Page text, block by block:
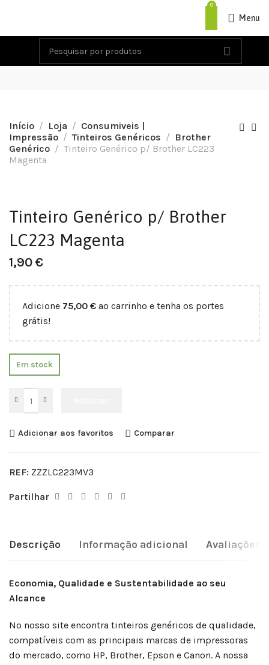
0
Menu
Início Loja
Consumiveis |
Impressão
Tinteiros Genéricos
Brother
Genérico
Tinteiro Genérico p/ Brother LC223
Magenta
Tinteiro Genérico p/ Brother
LC223 Magenta
1,90€
Adicione 75,00 € ao carrinho e tenha os portes
grátis!
Em stock
Adicionar aos favoritos Comparar
REF: ZZZLC223MV3
Partilhar
Descrição Informação adicional Avaliações
Economia, Qualidade e Sustentabilidade ao seu
Alcance
No nosso site encontra tinteiros genéricos de qualidade,
compatíveis com as principais marcas de impressoras
do mercado, como HP, Brother, Epson e Canon. A nossa